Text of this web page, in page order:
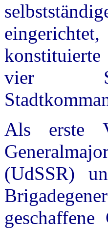
vier
Als erste
(UdSSR)